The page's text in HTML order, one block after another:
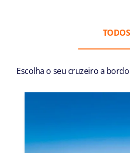
Escolha o seu cruzeiro a